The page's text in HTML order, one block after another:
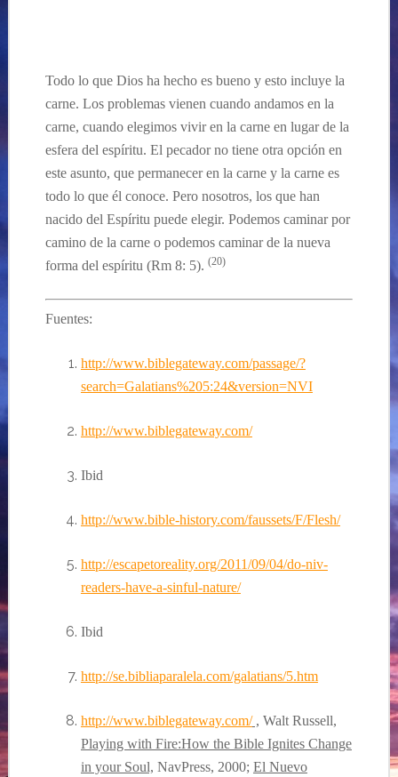
Todo lo que Dios ha hecho es bueno y esto incluye la
carne. Los problemas vienen cuando andamos en la
carne, cuando elegimos vivir en la carne en lugar de la
esfera del espíritu. El pecador no tiene otra opción en
este asunto, que permaneceren la carne y la carne es
todo lo que él conoce. Pero nosotros, los que han
nacido del Espíritu puede elegir. Podemos caminarpor
camino de la carne o podemos caminar de la nueva
forma del espíritu (Rm 8: 5). (20)
Fuentes:
http://www.biblegateway.com/passage/?
search=Galatians%205:24&version=NVI
http://www.biblegateway.com/
Ibid
http://www.bible-history.com/faussets/F/Flesh/
http://escapetoreality.org/2011/09/04/do-niv-
readers-have-a-sinful-nature/
Ibid
http://se.bibliaparalela.com/galatians/5.htm
http://www.biblegateway.com/, Walt Russell,
Playing with Fire:How the Bible Ignites Change
in your Soul, NavPress, 2000; El Nuevo